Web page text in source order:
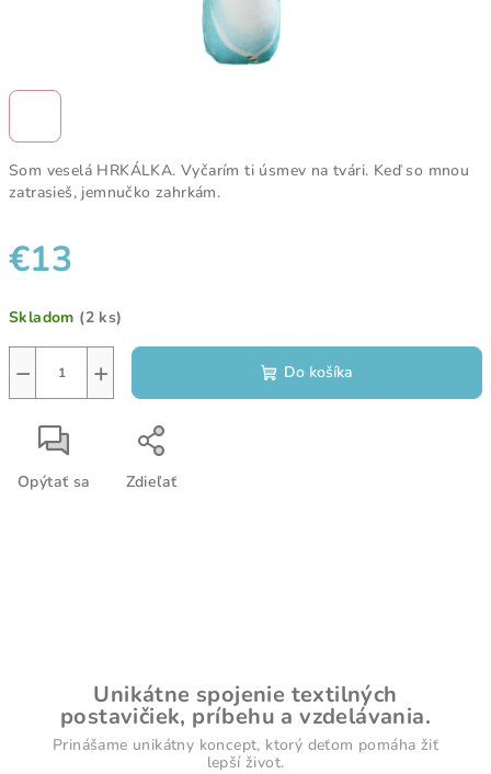
Som veselá HRKÁLKA. Vyčarím ti úsmev na tvári. Keď so mnou
zatrasieš, jemnučko zahrkám.
€13
cena:
Skladom (2 ks)
+
− Do košíka
Opýtať sa Zdieľať
Unikátne spojenie textilných
postavičiek, príbehu a vzdelávania.
Prinášame unikátny koncept, ktorý deťom pomáha žiť
lepší život.